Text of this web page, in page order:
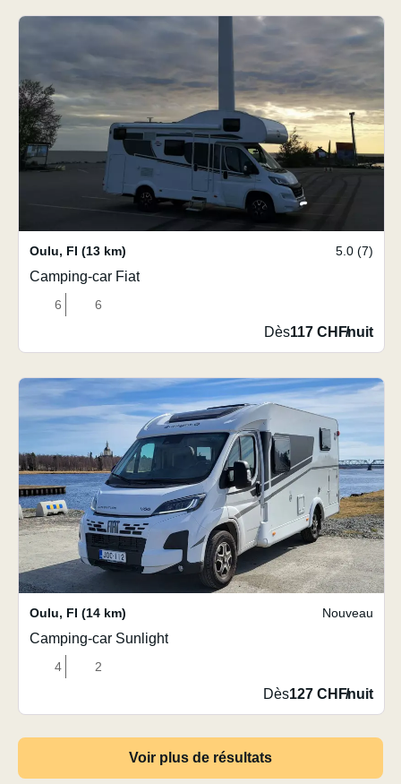
Oulu, FI (13 km) 5.0 (7)
Camping-car Fiat
6 6
Dès117 CHF/nuit
Oulu, FI (14 km) Nouveau
Camping-car Sunlight
4 2
Dès127 CHF/nuit
Voir plus de résultats